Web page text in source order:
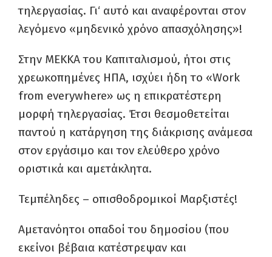
τηλεργασίας. Γι‘ αυτό και αναφέρονται στον
λεγόμενο «μηδενικό χρόνο απασχόλησης»!
Στην ΜΕΚΚΑ του Καπιταλισμού, ήτοι στις
χρεωκοπημένες ΗΠΑ, ισχύει ήδη το «Work
from everywhere» ως η επικρατέστερη
μορφή τηλεργασίας. Έτσι θεσμοθετείται
παντού η κατάργηση της διάκρισης ανάμεσα
στον εργάσιμο και τον ελεύθερο χρόνο
οριστικά και αμετάκλητα.
Τεμπέληδες – οπισθοδρομικοί Μαρξιστές!
Αμετανόητοι οπαδοί του δημοσίου (που
εκείνοι βέβαια κατέστρεψαν και